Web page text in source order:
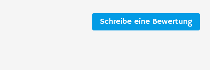
Schreibe eine Bewertung